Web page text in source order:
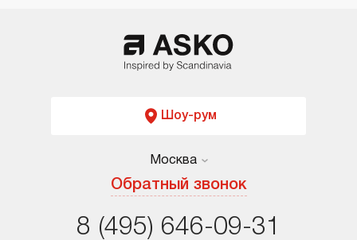
Шоу-рум
Москва
Обратный звонок
Москва
8 (495) 646-09-31